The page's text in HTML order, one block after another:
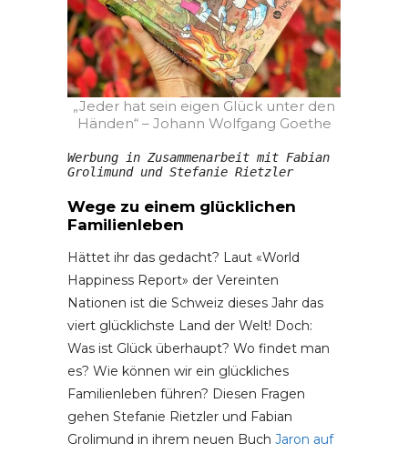
„Jeder hat sein eigen Glück unter den
Händen“ – Johann Wolfgang Goethe
Werbung in Zusammenarbeit mit Fabian
Grolimund und Stefanie Rietzler
Wege zu einem glücklichen
Familienleben
Hättet ihr das gedacht? Laut «World
Happiness Report» der Vereinten
Nationen ist die Schweiz dieses Jahr das
viert glücklichste Land der Welt! Doch:
Was ist Glück überhaupt? Wo findet man
es? Wie können wir ein glückliches
Familienleben führen? Diesen Fragen
gehen Stefanie Rietzler und Fabian
Grolimund in ihrem neuen Buch Jaron auf